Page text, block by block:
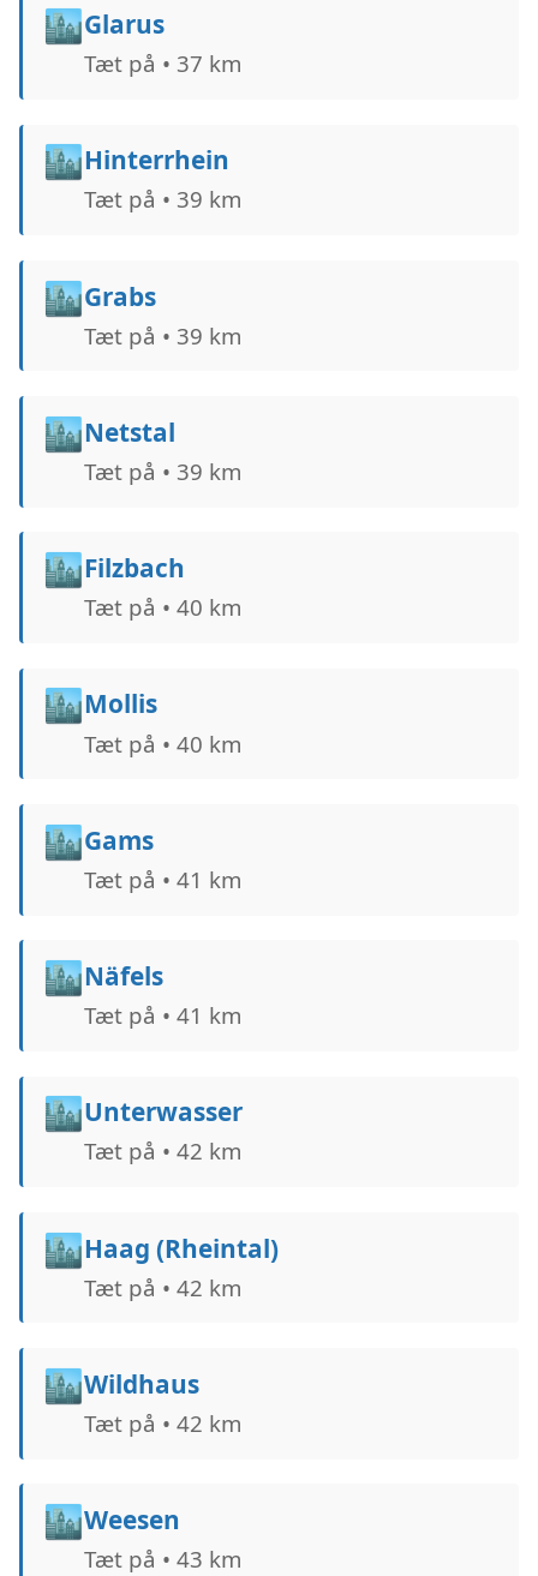
🏙️Glarus
Tæt på • 37 km
🏙️Hinterrhein
Tæt på • 39 km
🏙️Grabs
Tæt på • 39 km
🏙️Netstal
Tæt på • 39 km
🏙️Filzbach
Tæt på • 40 km
🏙️Mollis
Tæt på • 40 km
🏙️Gams
Tæt på • 41 km
🏙️Näfels
Tæt på • 41 km
🏙️Unterwasser
Tæt på • 42 km
🏙️Haag (Rheintal)
Tæt på • 42 km
🏙️Wildhaus
Tæt på • 42 km
🏙️Weesen
Tæt på • 43 km